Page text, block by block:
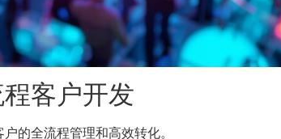
客户开发
的全流程管理和高效转化。